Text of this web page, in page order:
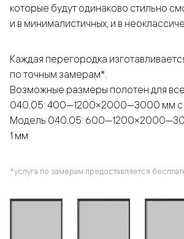
которые будут одинаково стильно
и в минималистичных, и в
Каждая перегородка
по точным замерам*.
Возможные размеры полотен для
040.05: 400—1200×2000—3000 мм с
Модель 040.05:
1 мм
*услуга по замерам предоставляется